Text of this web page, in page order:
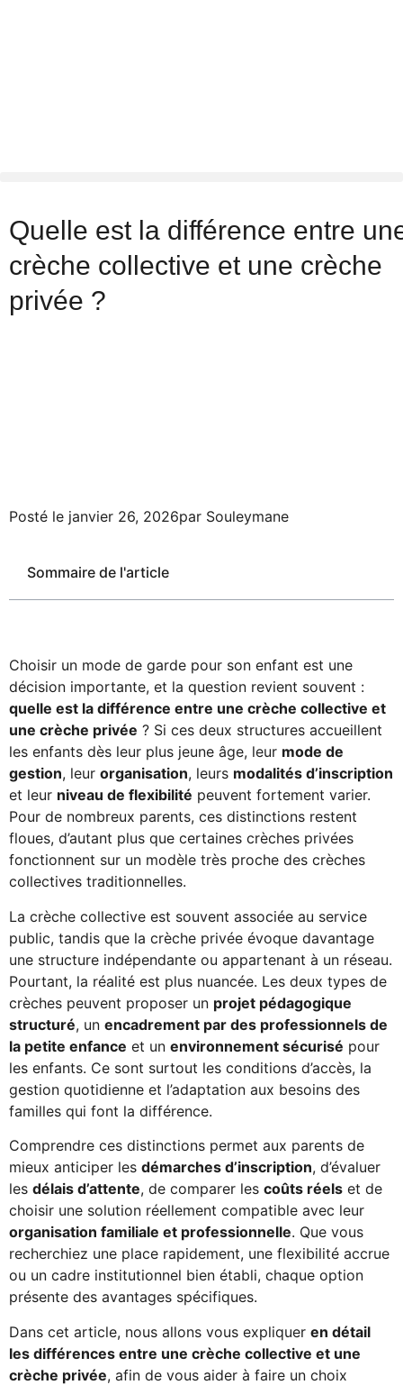
Quelle est la différence entre
crèche collective et une crèche
privée ?
Posté le janvier 26, 2026par Souleymane
Sommaire de l'article
Choisir un mode de garde pour son enfant est une
décision importante, et la question revient souvent :
quelle est la différence entre une crèche collective et
une crèche privée ? Si ces deux structures accueillent
les enfants dès leur plus jeune âge, leur mode de
gestion, leur organisation, leurs modalités d’inscription
et leur niveau de flexibilité peuvent fortement varier.
Pour de nombreux parents, ces distinctions restent
floues, d’autant plus que certaines crèches privées
fonctionnent sur un modèle très proche des crèches
collectives traditionnelles.
La crèche collective est souvent associée au service
public, tandis que la crèche privée évoque davantage
une structure indépendante ou appartenant à un réseau.
Pourtant, la réalité est plus nuancée. Les deux types de
crèches peuvent proposer un projet pédagogique
structuré, un encadrement par des professionnels de
la petite enfance et un environnement sécurisé pour
les enfants. Ce sont surtout les conditions d’accès, la
gestion quotidienne et l’adaptation aux besoins des
familles qui font la différence.
Comprendre ces distinctions permet aux parents de
mieux anticiper les démarches d’inscription, d’évaluer
les délais d’attente, de comparer les coûts réels et de
choisir une solution réellement compatible avec leur
organisation familiale et professionnelle. Que vous
recherchiez une place rapidement, une flexibilité accrue
ou un cadre institutionnel bien établi, chaque option
présente des avantages spécifiques.
Dans cet article, nous allons vous expliquer en détail
les différences entre une crèche collective et une
crèche privée, afin de vous aider à faire un choix